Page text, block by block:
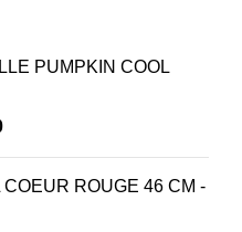
PUMPKIN COOL
COEUR ROUGE 46 CM -